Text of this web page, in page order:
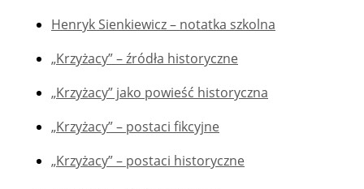
Henryk Sienkiewicz – notatka szkolna
„Krzyżacy” – źródła historyczne
„Krzyżacy” jako powieść historyczna
„Krzyżacy” – postaci fikcyjne
„Krzyżacy” – postaci historyczne